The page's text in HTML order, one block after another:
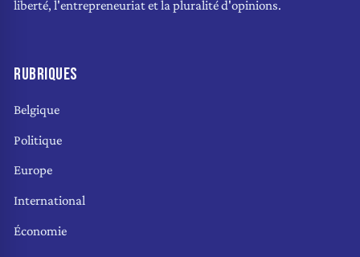
liberté, l'entrepreneuriat et la pluralité d'opinions.
RUBRIQUES
Belgique
Politique
Europe
International
Économie